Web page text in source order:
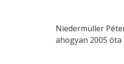
Niedermüller
ahogyan 2005